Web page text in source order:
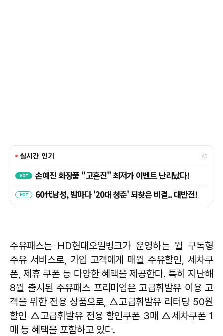
주유패스는 HD현대오일뱅크가 운영하는 월 구독형
주유 서비스로, 가입 고객에게 매월 주유할인, 세차쿠
폰, 제휴 쿠폰 등 다양한 혜택을 제공한다. 특히 지난해
8월 출시된 주유패스 프리미엄은 고급휘발유 이용 고
객을 위한 전용 상품으로, △고급휘발유 리터당 50원
할인 △고급휘발유 전용 할인쿠폰 3매 △세차쿠폰 1
매 등 혜택을 포함하고 있다.